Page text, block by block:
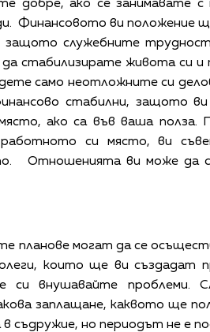
добре, ако се занимавате с
Финансовото ви положение
защото служебните
стабилизирате живота си и
само неотложните си
стабилни, защото
ако са във ваша полза.
си място, ви
Отношенията ви може да
планове могат да се
които ще ви създадат
си внушавайте проблеми.
заплащане, каквото ще
съдружие, но периодът не е